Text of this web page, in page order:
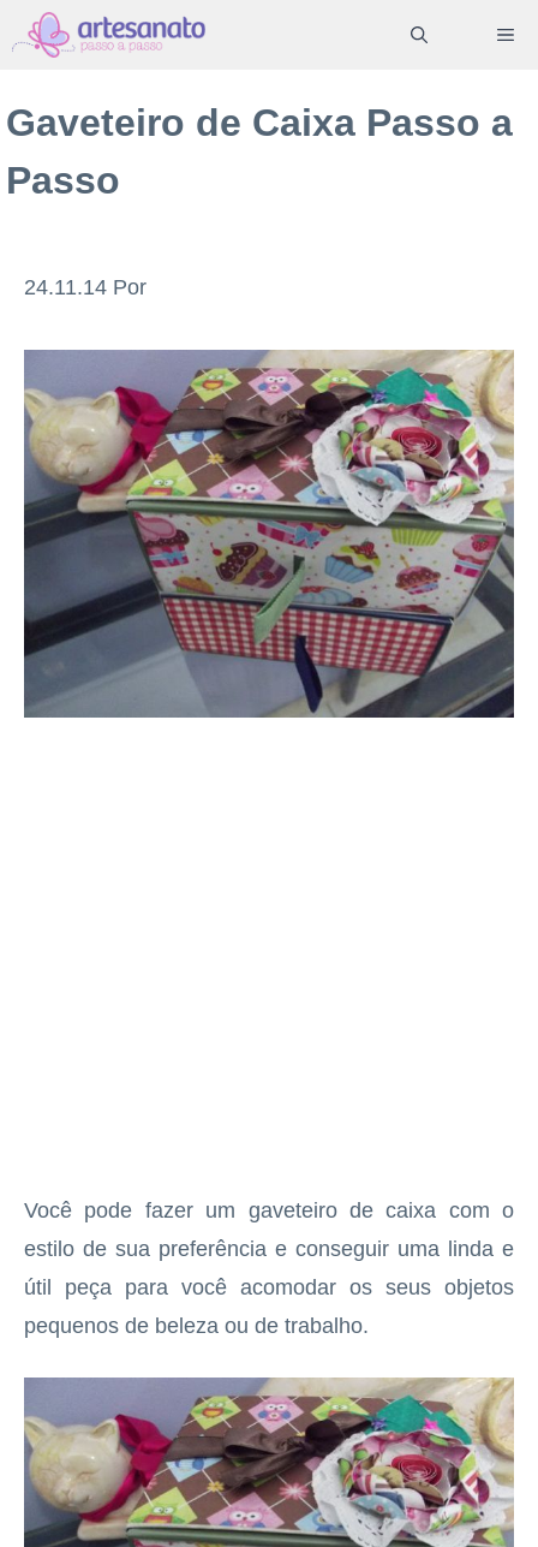
Pular
para
conteúdo
Gaveteiro de Caixa Passo a
Passo
24.11.14 Por
Você pode fazer um gaveteiro de caixa com o
estilo de sua preferência e conseguir uma linda e
útil peça para você acomodar os seus objetos
pequenos de beleza ou de trabalho.